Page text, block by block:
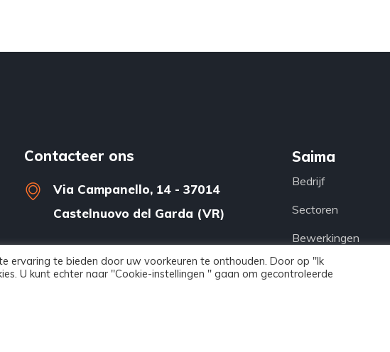
Contacteer ons
Via Campanello, 14 - 37014
Castelnuovo del Garda (VR)
comm@saima.com
Saima
Bedrijf
Sectoren
Bewerkingen
Prodocten
ervaring te bieden door uw voorkeuren te onthouden. Door op "Ik
U kunt echter naar "Cookie-instellingen " gaan om gecontroleerde